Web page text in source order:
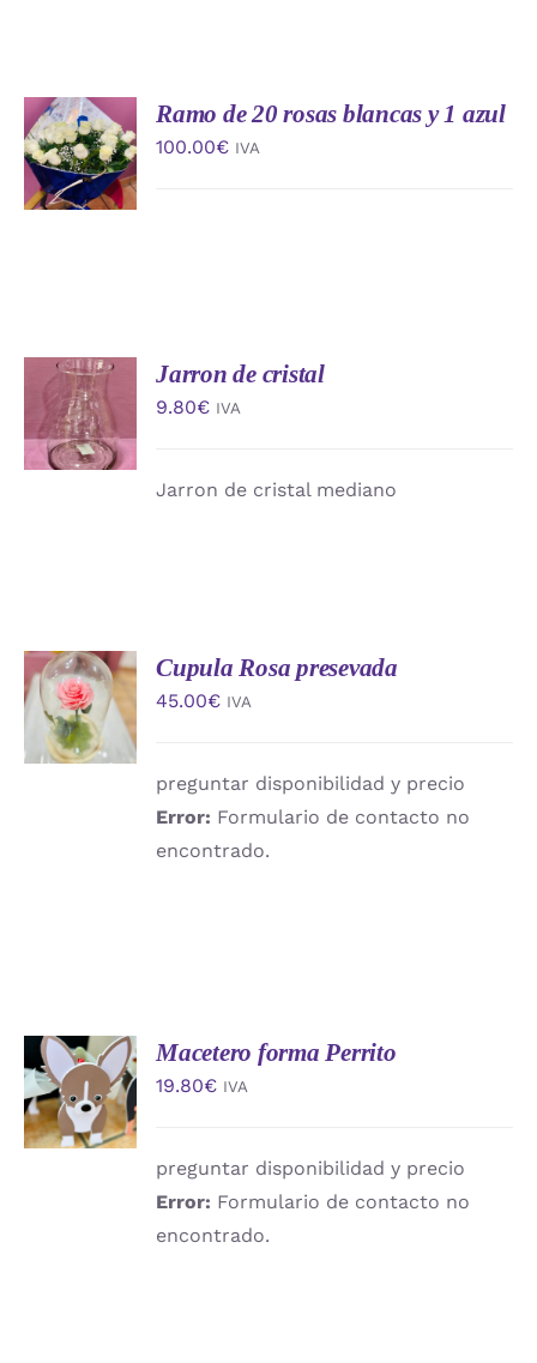
AÑADIR
AL
CARRITO
/
DETALLES
Ramo de 20 rosas blancas y 1 azul
100.00€ IVA
AÑADIR
AL
CARRITO
/
DETALLES
Jarron de cristal
9.80€ IVA
Jarron de cristal mediano
AÑADIR
AL
CARRITO
/
DETALLES
Cupula Rosa presevada
45.00€ IVA
preguntar disponibilidad y precio
Error: Formulario de contacto no
encontrado.
AÑADIR
AL
CARRITO
DETALLES
Macetero forma Perrito
19.80€ IVA
preguntar disponibilidad y precio
Error: Formulario de contacto no
encontrado.